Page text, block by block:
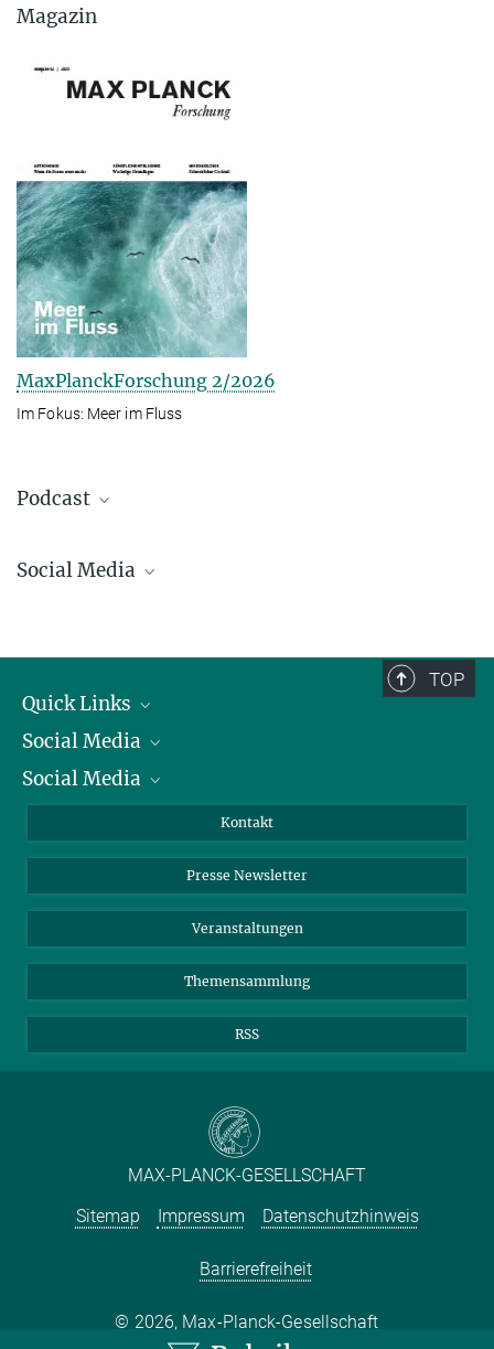
Magazin
MaxPlanckForschung 2/2026
Im Fokus: Meer im Fluss
Podcast
Drei Rätsel der Ozeane
19. JUNI 2026
und Meereströmungen im Atlantik zeigen neue Einblicke in die
komplexen biologischen, sozialen und klimatischen Gefüge unserer
Social Media
Mastodon
TikTok
Youtube
TOP
Quick Links
Präsident
Zahlen und Fakten
Meldestelle Fehlverhalten
Social Media
Bluesky
TikTok
Social Media
Instagram
YouTube
Kontakt
Presse Newsletter
Veranstaltungen
Themensammlung
RSS
MAX-PLANCK-GESELLSCHAFT
Sitemap
Impressum Datenschutzhinweis
Barrierefreiheit
2026, Max-Planck-Gesellschaft